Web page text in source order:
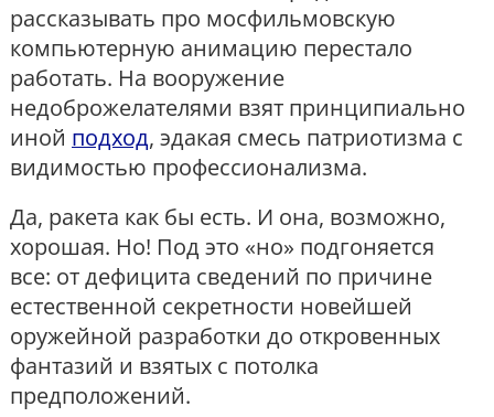
рассказывать про мосфильмовскую
компьютерную анимацию перестало
работать. На вооружение
недоброжелателями взят принципиально
иной подход, эдакая смесь патриотизма с
видимостью профессионализма.
Да, ракета как бы есть. И она, возможно,
хорошая. Но! Под это «но» подгоняется
все: от дефицита сведений по причине
естественной секретности новейшей
оружейной разработки до откровенных
фантазий и взятых с потолка
предположений.